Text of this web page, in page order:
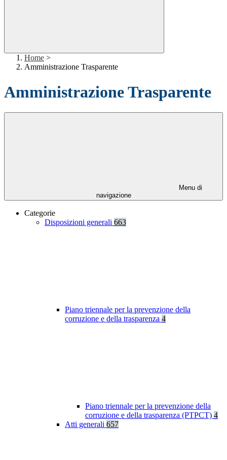
Home >
Amministrazione Trasparente
Amministrazione Trasparente
Menu di
navigazione
Categorie
Disposizioni generali 663
Piano triennale per la prevenzione della
corruzione e della trasparenza 4
Piano triennale per la prevenzione della
corruzione e della trasparenza (PTPCT) 4
Atti generali 657